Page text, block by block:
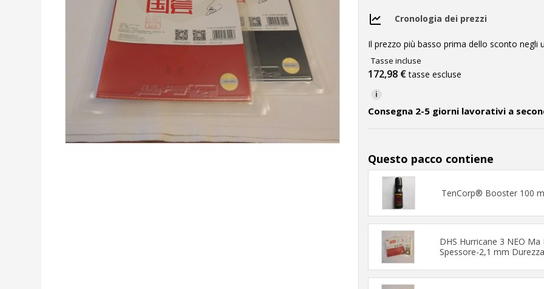
Cronologia dei prezzi
Il prezzo più basso prima dello sconto negli
Tasse incluse
172,98 €tasse escluse
i
Consegna 2-5 giorni lavorativi a
Questo pacco contiene
TenCorp® Booster 100
DHS Hurricane 3 NEO
Spessore-2,1 mm